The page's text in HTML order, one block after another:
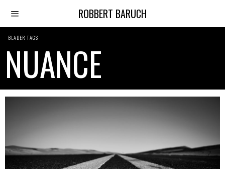
ROBBERT BARUCH
BLADER TAGS
NUANCE